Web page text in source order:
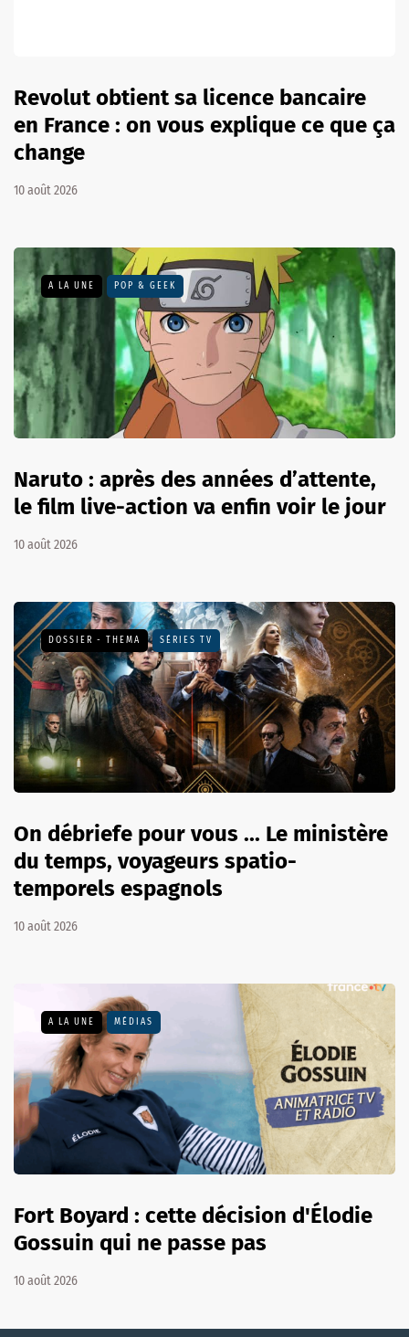
Revolut obtient sa licence bancaire
en France : on vous explique ce que ça
change
10 août 2026
A LA UNE POP & GEEK
Naruto : après des années d’attente,
le film live-action va enfin voir le jour
10 août 2026
DOSSIER - THEMA SÉRIES TV
On débriefe pour vous ... Le ministère
du temps, voyageurs spatio-
temporels espagnols
10 août 2026
A LA UNE MÉDIAS
Fort Boyard : cette décision d'Élodie
Gossuin qui ne passe pas
10 août 2026